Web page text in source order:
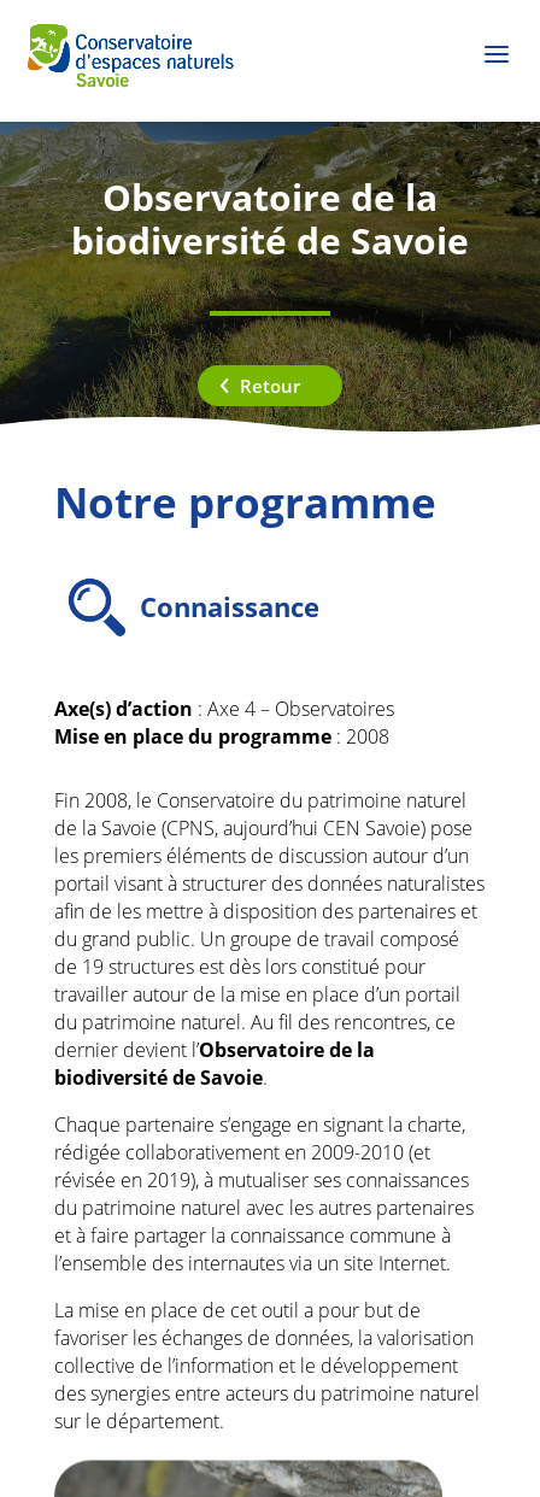
Observatoire de la
biodiversité de Savoie
Retour
Notre programme
Connaissance
Axe(s) d’action : Axe 4 – Observatoires
Mise en place du programme: 2008
Fin 2008, le Conservatoire du patrimoine naturel
de la Savoie (CPNS, aujourd’hui CEN Savoie) pose
les premiers éléments de discussion autour d’un
portail visant à structurer des données naturalistes
afin de les mettre à disposition des partenaires et
du grand public. Un groupe de travail composé
de 19 structures est dès lors constitué pour
travailler autour de la mise en place d’un portail
du patrimoine naturel. Au fil des rencontres, ce
dernier devient l’Observatoire de la
biodiversité de Savoie.
Chaque partenaire s’engage en signant la charte,
rédigée collaborativement en 2009-2010 (et
révisée en 2019), à mutualiser ses connaissances
du patrimoine naturel avec les autres partenaires
et à faire partager la connaissance commune à
l’ensemble des internautes via un site Internet.
La mise en place de cet outil a pour but de
favoriser les échanges de données, la valorisation
collective de l’information et le développement
des synergies entre acteurs du patrimoine naturel
sur le département.